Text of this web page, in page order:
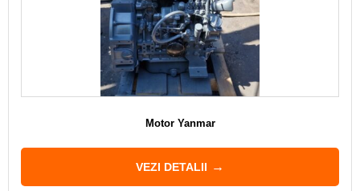
Motor Yanmar
VEZI DETALII